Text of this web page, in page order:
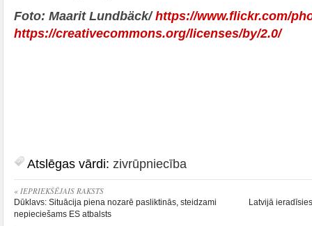
Foto: Maarit Lundbäck/https://www.flickr.com/
https://creativecommons.org/licenses/by/2.0/
Atslēgas vārdi: zivrūpniecība
« IEPRIEKŠĒJAIS RAKSTS
Dūklavs: Situācija piena nozarē pasliktinās, steidzami
nepieciešams ES atbalsts
Latvijā